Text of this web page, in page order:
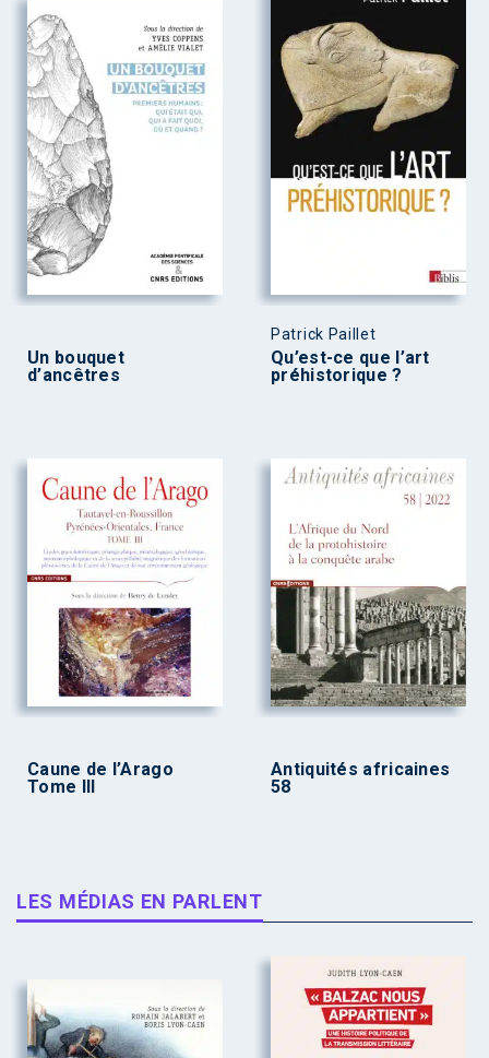
Un bouquet
d’ancêtres
Patrick Paillet
Qu’est-ce que l’art
préhistorique ?
Caune de l’Arago
Tome III
Antiquités africaines
58
LES MÉDIAS EN PARLENT